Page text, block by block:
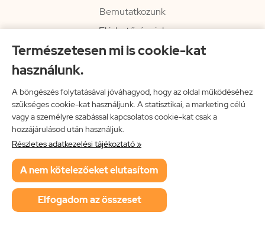
Természetesen mi is cookie-kat
használunk.
A böngészés folytatásával jóváhagyod, hogy az oldal működéséhez
szükséges cookie-kat használjunk. A statisztikai, a marketing célú
vagy a személyre szabással kapcsolatos cookie-kat csak a
hozzájárulásod után használjuk.
Részletes adatkezelési tájékoztató »
A nem kötelezőeket elutasítom
Elfogadom az összeset
Bemutatkozunk
Elérhetőségeink
Hírlevél
Impresszum
Vissza a főoldalra
Neon Music Hungary Bt.
ÁSZF
Adatkezelési tájékoztató